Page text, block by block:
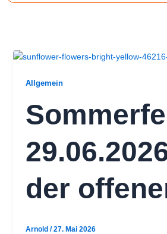
Zum
Allgemein
der
Arnold /27. Mai 2026